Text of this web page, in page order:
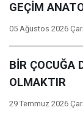
GEÇİM
05 Ağustos 2026
BİR ÇOCUĞA
OLMAKTIR
29 Temmuz 2026